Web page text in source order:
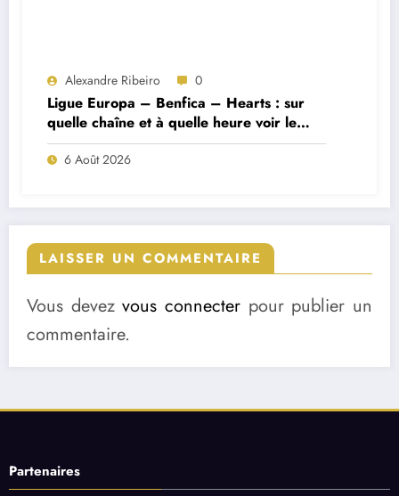
Alexandre Ribeiro 0
Ligue Europa – Benfica – Hearts : sur
quelle chaîne et à quelle heure voir le
match ?
6 Août 2026
LAISSER UN COMMENTAIRE
Vous devezvous connecter pour publier un
commentaire.
Partenaires